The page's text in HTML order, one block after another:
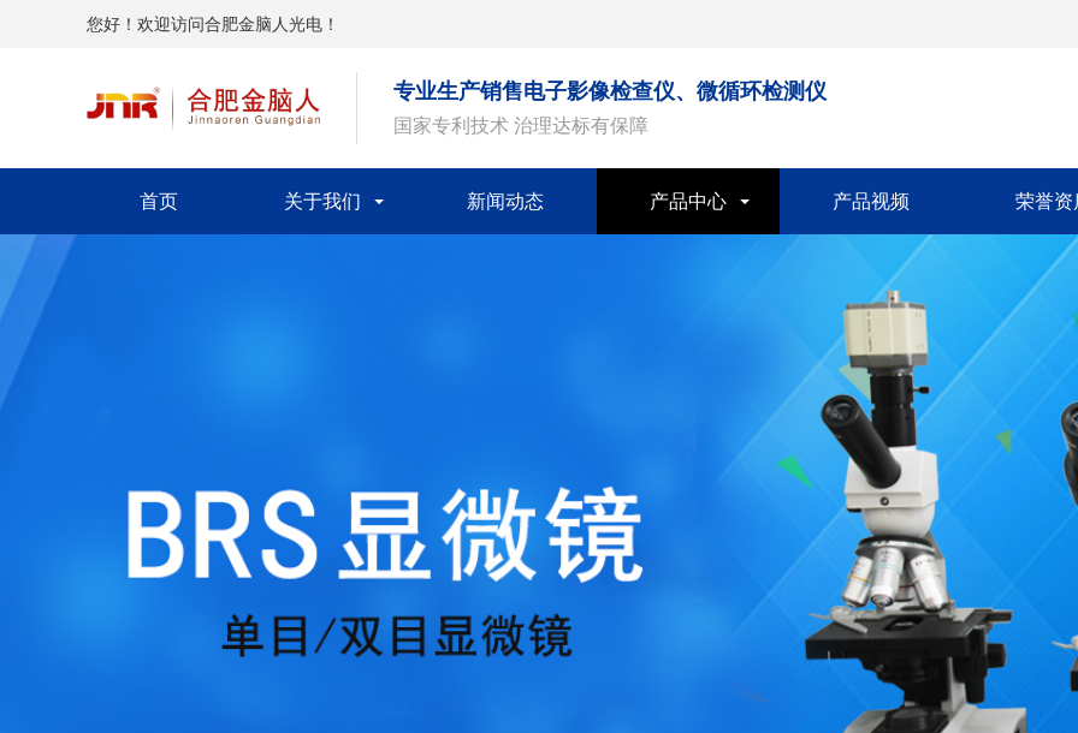
您好！欢迎访问合肥金脑人光电！
专业生产销售电子影像检查仪、微循环检测仪
国家专利技术 治理达标有保障
首页 关于我们 新闻动态 产品中心 产品视频 荣誉资